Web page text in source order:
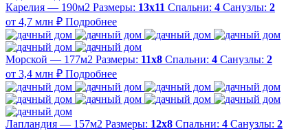
Карелия — 190м2 Размеры: 13х11 Спальни: 4 Санузлы: 2
от 4,7 млн ₽ Подробнее
Морской — 177м2 Размеры: 11х8 Спальни: 4 Санузлы: 2
от 3,4 млн ₽ Подробнее
Лапландия — 157м2 Размеры: 12х8 Спальни: 4 Санузлы: 2